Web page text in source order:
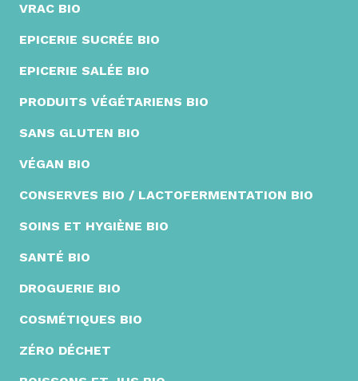
VRAC BIO
EPICERIE SUCRÉE BIO
EPICERIE SALÉE BIO
PRODUITS VÉGÉTARIENS BIO
SANS GLUTEN BIO
VÉGAN BIO
CONSERVES BIO / LACTOFERMENTATION BIO
SOINS ET HYGIÈNE BIO
SANTÉ BIO
DROGUERIE BIO
COSMÉTIQUES BIO
ZÉRO DÉCHET